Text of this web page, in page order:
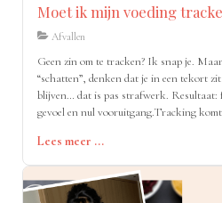
Moet ik mijn voeding
Afvallen
Geen zin om te tracken? Ik snap je.
“schatten”, denken dat je in een tekort
blijven… dat is pas strafwerk. Resultaat:
gevoel en nul vooruitgang.Tracking
Lees meer ...